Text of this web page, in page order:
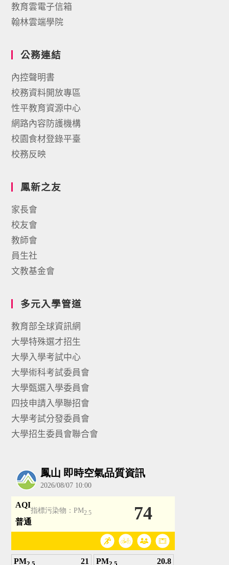
教育雲電子信箱
翰林雲端學院
公務連結
內控聲明書
校務資料開放專區
性平教育資源中心
網路內容防護機構
校園食材登錄平臺
校務反映
鳳新之友
家長會
校友會
教師會
員生社
文教基金會
多元入學管道
教育部全球資訊網
大學特殊選才招生
大學入學考試中心
大學術科考試委員會
大學甄選入學委員會
四技申請入學聯招會
大學考試分發委員會
大學招生委員會聯合會